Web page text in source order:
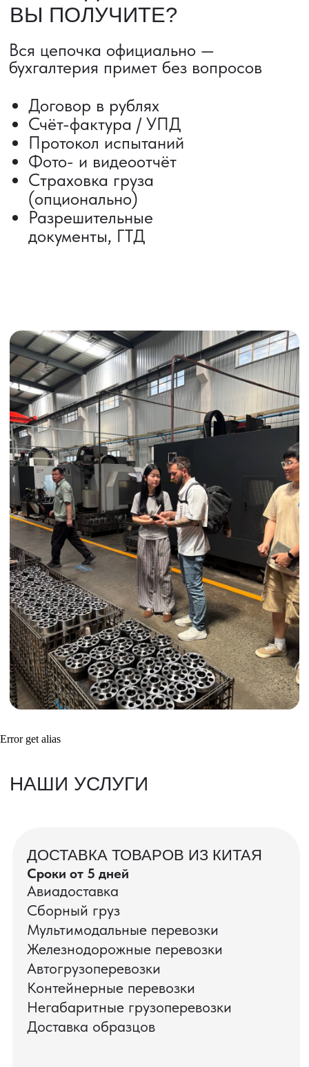
Error get alias
ВЫКУП ТОВАРОВ ИЗ КИТАЯ
Выкуп от 1 000 000 ₽
ИНДИВИДУАЛЬНЫЕ УСЛУГИ
Выгодные условия
Сертификация грузов
Консолидация грузов
Сопровождение грузов
Таможенное оформление
Страхование груза
Временное хранение
Организация производства
Проверка качества товара
Оплата и переговоры
с поставщиком
Инспекция поставщика
Товары для маркетплейсов
Получить консультацию
Получить консультацию
Сроки от 5 дней
Авиадоставка
Мультимодальные перевозки
Железнодорожные перевозки
Автогрузоперевозки
Негабаритные грузоперевозки
Доставка образцов
Получить консультацию
Фотографии и видео-отчеты
проверок товаров, работы склада,
в РФ
смотрите в нашем Telegram-канале